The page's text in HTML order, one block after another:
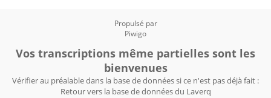
Propulsé par
Piwigo
Vos transcriptions même partielles sont les
bienvenues
Vérifier au préalable dans la base de données si ce n'est pas déjà fait :
Retour vers la base de données du Laverq